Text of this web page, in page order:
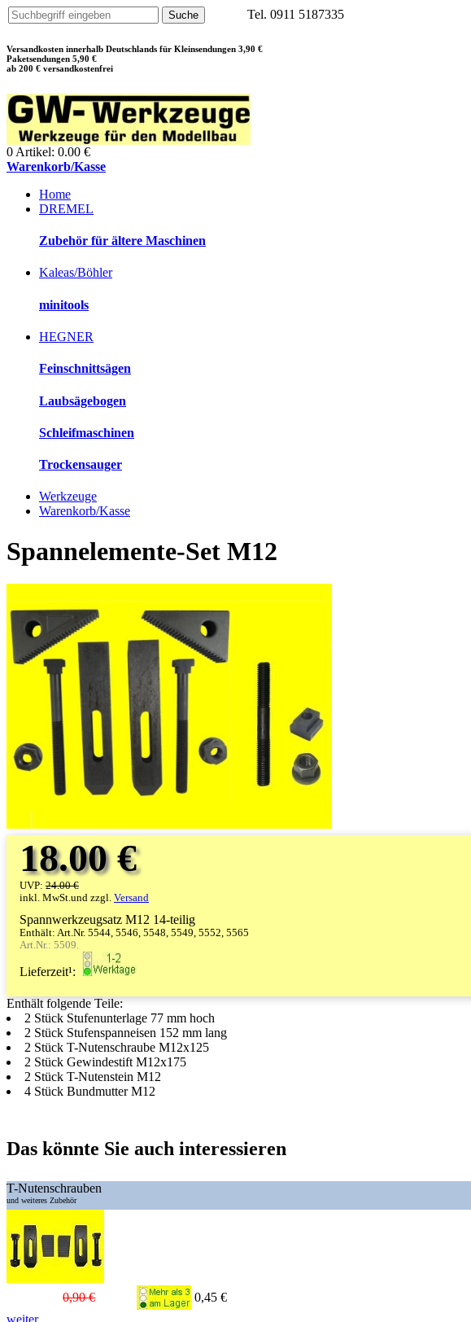
Tel. 0911 5187335
Versandkosten innerhalb Deutschlands für Kleinsendungen 3,90 €
Paketsendungen 5,90 €
ab 200 € versandkostenfrei
0 Artikel: 0.00 €
Warenkorb/Kasse
Home
DREMEL
Zubehör für ältere Maschinen
Kaleas/Böhler
minitools
HEGNER
Feinschnittsägen
Laubsägebogen
Schleifmaschinen
Trockensauger
Werkzeuge
Warenkorb/Kasse
Spannelemente-Set M12
18.00 €
UVP: 24.00 €
inkl. MwSt.und zzgl. Versand
Spannwerkzeugsatz M12 14-teilig
Enthält: Art.Nr. 5544, 5546, 5548, 5549, 5552, 5565
Art.Nr.: 5509.
Lieferzeit¹:
Enthält folgende Teile:
2 Stück Stufenunterlage 77 mm hoch
2 Stück Stufenspanneisen 152 mm lang
2 Stück T-Nutenschraube M12x125
2 Stück Gewindestift M12x175
2 Stück T-Nutenstein M12
4 Stück Bundmutter M12
Das könnte Sie auch interessieren
T-Nutenschrauben
und weiteres Zubehör
0,90 €
0,45 €
weiter ..